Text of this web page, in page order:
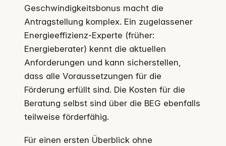
Geschwindigkeitsbonus macht die
Antragstellung komplex. Ein zugelassener
Energieeffizienz-Experte (früher:
Energieberater) kennt die aktuellen
Anforderungen und kann sicherstellen,
dass alle Voraussetzungen für die
Förderung erfüllt sind. Die Kosten für die
Beratung selbst sind über die BEG ebenfalls
teilweise förderfähig.
Für einen ersten Überblick ohne